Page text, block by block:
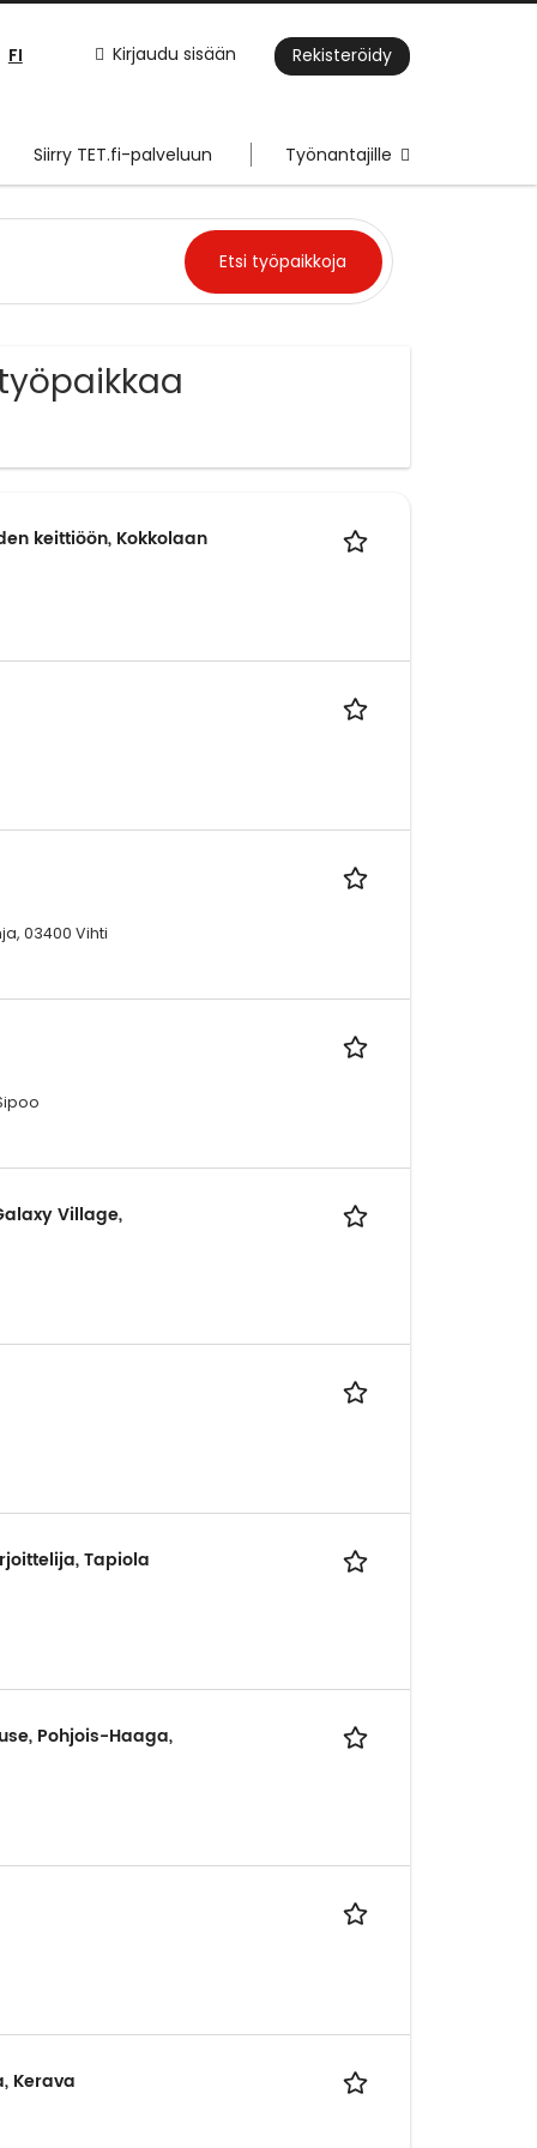
Kirjaudu sisään Rekisteröidy
FI
Siirry TET.fi-palveluun Työnantajille
keittiöön, Kokkolaan
03400 Vihti
Village,
Tapiola
Pohjois-Haaga,
Kerava